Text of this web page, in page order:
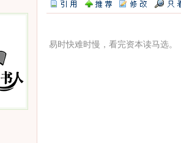
易时快难时慢，看完资本读马选。